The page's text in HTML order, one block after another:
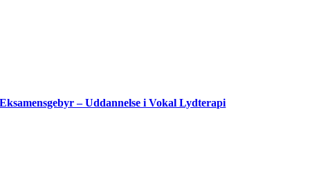
Eksamensgebyr – Uddannelse i Vokal Lydterapi